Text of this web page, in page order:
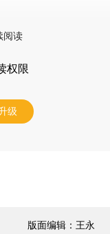
阅读
权限
级
版面编辑：王永